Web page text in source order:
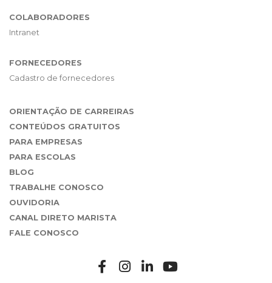
COLABORADORES
Intranet
FORNECEDORES
Cadastro de fornecedores
ORIENTAÇÃO DE CARREIRAS
CONTEÚDOS GRATUITOS
PARA EMPRESAS
PARA ESCOLAS
BLOG
TRABALHE CONOSCO
OUVIDORIA
CANAL DIRETO MARISTA
FALE CONOSCO